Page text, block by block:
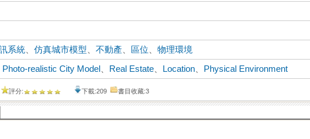
系統 、仿真城市模型 、不動產 區位 、物理環境
Photo-realistic City Model Real Estate Location
Physical Environment
評分: 下載:209 書目收藏:3